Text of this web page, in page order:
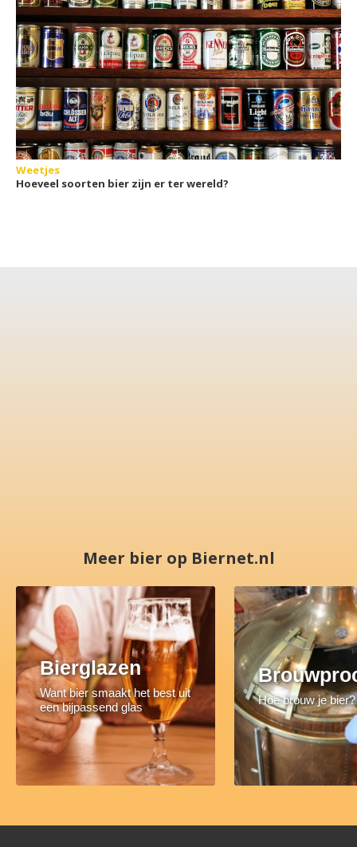
Weetjes
Hoeveel soorten bier zijn er ter wereld?
Meer bier op Biernet.nl
Bierglazen
Want bier smaakt het best uit
een bijpassend glas
Hoe brouw je bier?